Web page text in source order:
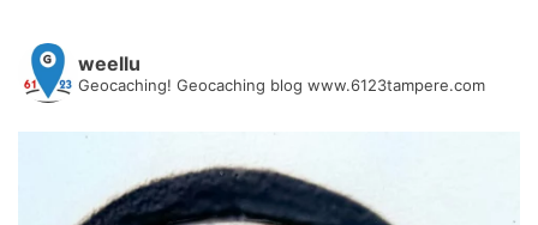
weellu
Geocaching! Geocaching blog www.6123tampere.com